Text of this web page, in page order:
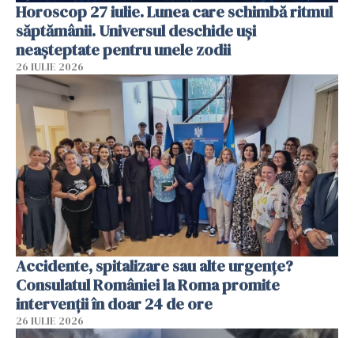
Horoscop 27 iulie. Lunea care schimbă ritmul
săptămânii. Universul deschide uși
neașteptate pentru unele zodii
26 IULIE 2026
Accidente, spitalizare sau alte urgențe?
Consulatul României la Roma promite
intervenții în doar 24 de ore
26 IULIE 2026